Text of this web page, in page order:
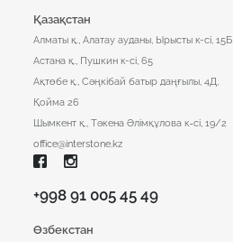
Қазақстан
Алматы қ., Алатау ауданы, Ырысты к-сі, 15Б
Астана қ., Пушкин к-сі, 65
Ақтөбе қ., Сәңкібай батыр даңғылы, 4Д,
Қойма 26
Шымкент қ., ​Тәкена Әлімқұлова к‑сі, 19/2
office@interstone.kz
+998 91 005 45 49
Өзбекстан